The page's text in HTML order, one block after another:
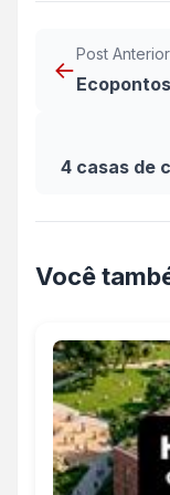
←
Post
4 casas de
Você